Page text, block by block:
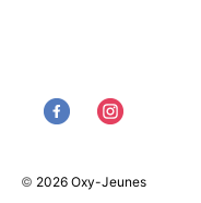
© 2026 Oxy-Jeunes